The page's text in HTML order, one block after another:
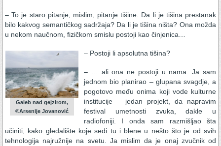
– To je staro pitanje, mislim, pitanje tišine. Da li je tišina prestanak
bilo kakvog semantičkog sadržaja? Da li je tišina ništa? Ona možda
u nekom naučnom, fizičkom smislu postoji kao činjenica…
Galeb nad gejzirom,
©Arsenije Jovanović
– Postoji li apsolutna tišina?
– … ali ona ne postoji u nama. Ja sam
jednom bio planirao – glupana svagdje, a
pogotovo među onima koji vode kulturne
institucije – jedan projekt, da napravim
festival umetnosti zvuka, dakle u
radiofoniji. I onda sam razmišljao šta
učiniti, kako gledalište koje sedi tu i blene u nešto što je od svih
tehnologija najružnije na svetu. Ja mislim da je onaj zvučnik od